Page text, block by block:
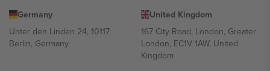
Germany
Unter den Linden 24, 10117
Berlin, Germany
United Kingdom
167 City Road, London, Greater
London, EC1V 1AW, United
Kingdom